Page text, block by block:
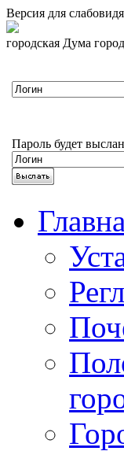
Версия для
городская Дума
Пароль будет